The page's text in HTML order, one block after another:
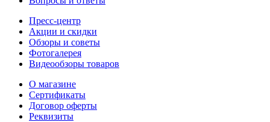
Пресс-центр
Акции и скидки
Обзоры и советы
Фотогалерея
Видеообзоры товаров
О магазине
Сертификаты
Договор оферты
Реквизиты